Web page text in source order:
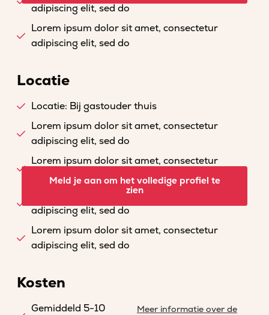
adipiscing elit, sed do
Lorem ipsum dolor sit amet, consectetur
adipiscing elit, sed do
Locatie
Locatie: Bij gastouder thuis
Lorem ipsum dolor sit amet, consectetur
adipiscing elit, sed do
Lorem ipsum dolor sit amet, consectetur
adipiscing elit, sed do
Lorem ipsum dolor sit amet, consectetur
adipiscing elit, sed do
Lorem ipsum dolor sit amet, consectetur
adipiscing elit, sed do
Meld je aan om het volledige profiel te
zien
Kosten
Gemiddeld 5-10
Meer informatie over de